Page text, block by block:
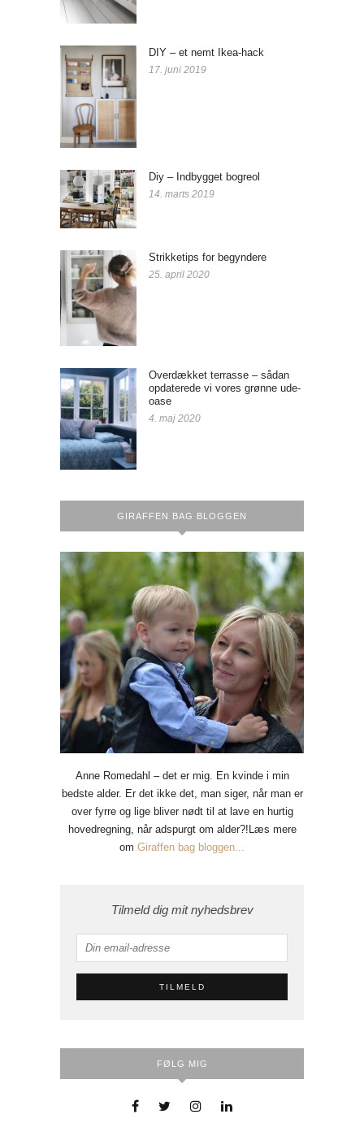
DIY – et nemt Ikea-hack
17. juni 2019
Diy – Indbygget bogreol
14. marts 2019
Strikketips for begyndere
25. april 2020
Overdækket terrasse – sådan
opdaterede vi vores grønne ude-
oase
4. maj 2020
GIRAFFEN BAG BLOGGEN
Anne Romedahl – det er mig. En kvinde i min
bedste alder. Er det ikke det, man siger, når man er
over fyrre og lige bliver nødt til at lave en hurtig
hovedregning, når adspurgt om alder?!Læs mere
om Giraffen bag bloggen...
Tilmeld dig mit nyhedsbrev
FØLG MIG